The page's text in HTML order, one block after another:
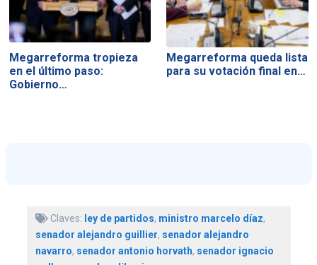
Megarreforma tropieza
en el último paso:
Gobierno…
Megarreforma queda lista
para su votación final en…
Claves: ley de partidos, ministro marcelo díaz,
senador alejandro guillier, senador alejandro
navarro, senador antonio horvath, senador ignacio